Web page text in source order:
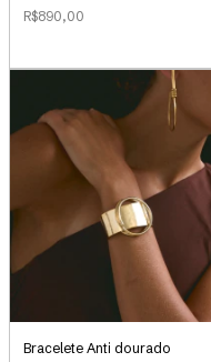
R$890,00
Bracelete Anti dourado